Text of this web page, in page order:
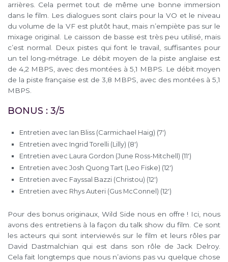
arrières. Cela permet tout de même une bonne immersion
dans le film. Les dialogues sont clairs pour la VO et le niveau
du volume de la VF est plutôt haut, mais n’empiète pas sur le
mixage original. Le caisson de basse est très peu utilisé, mais
c’est normal. Deux pistes qui font le travail, suffisantes pour
un tel long-métrage. Le débit moyen de la piste anglaise est
de 4,2 MBPS, avec des montées à 5,1 MBPS. Le débit moyen
de la piste française est de 3,8 MBPS, avec des montées à 5,1
MBPS.
BONUS : 3/5
Entretien avec Ian Bliss (Carmichael Haig) (7′)
Entretien avec Ingrid Torelli (Lilly) (8′)
Entretien avec Laura Gordon (June Ross-Mitchell) (11′)
Entretien avec Josh Quong Tart (Leo Fiske) (12′)
Entretien avec Fayssal Bazzi (Christou) (12′)
Entretien avec Rhys Auteri (Gus McConnel) (12′)
Pour des bonus originaux, Wild Side nous en offre ! Ici, nous
avons des entretiens à la façon du talk show du film. Ce sont
les acteurs qui sont interviewés sur le film et leurs rôles par
David Dastmalchian qui est dans son rôle de Jack Delroy.
Cela fait longtemps que nous n’avions pas vu quelque chose